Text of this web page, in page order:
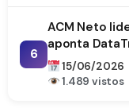
6
ACM Neto
aponta
15/06/2026
1.489 vistos